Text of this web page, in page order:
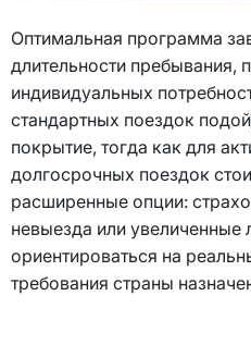
Оптимальная программа
длительности пребывания,
индивидуальных
стандартных поездок
покрытие, тогда как для
долгосрочных поездок
расширенные опции:
невыезда или
ориентироваться на
требования страны